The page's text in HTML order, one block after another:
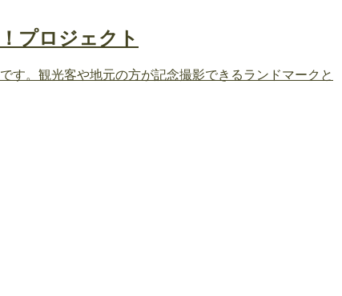
プロジェクト
す。観光客や地元の方が記念撮影できるランドマークと